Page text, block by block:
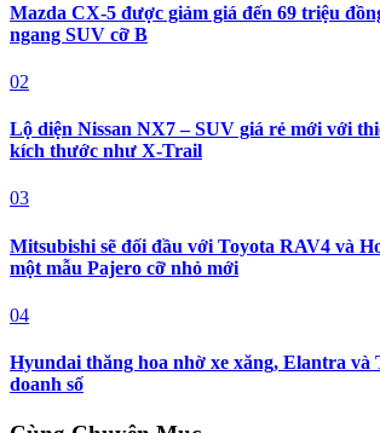
Mazda CX-5 được giảm giá đến 69 triệu
ngang SUV cỡ B
02
Lộ diện Nissan NX7 – SUV giá rẻ mới với
kích thước như X-Trail
03
Mitsubishi sẽ đối đầu với Toyota RAV4 và
một mẫu Pajero cỡ nhỏ mới
04
Hyundai thăng hoa nhờ xe xăng, Elantra và
doanh số